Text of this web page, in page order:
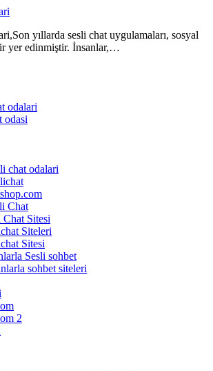
yıllarda sesli chat uygulamaları, sosyal
yer edinmiştir. İnsanlar,…
odalari
odasi
chat odalari
Chat
Sitesi
Siteleri
Sitesi
Sesli sohbet
sohbet siteleri
2